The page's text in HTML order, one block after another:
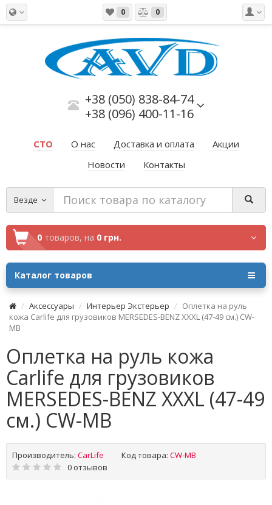
0 0
+38 (050) 838-84-74
+38 (096) 400-11-16
СТО О нас Доставка и оплата
Акции
Новости
Контакты
Везде
0 товаров, на 0 грн.
Каталог товаров
Аксессуары Интерьер Экстерьер
Оплетка на руль
кожа Сarlife для грузовиков MERSEDES-BENZ XXXL (47-49 см.) CW-
MB
Оплетка на руль кожа
Сarlife для грузовиков
MERSEDES-BENZ XXXL (47-49
см.) CW-MB
Производитель: CarLife Код товара: CW-MB
0 отзывов